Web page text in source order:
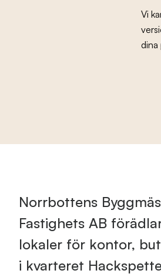
Vi
Norrbottens
Fastighets AB
lokaler för kontor,
i kvarteret